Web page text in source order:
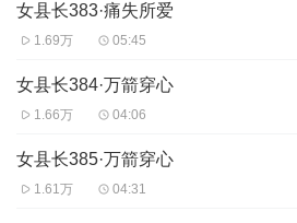
女县长383·痛失所爱
1.69万 05:45
女县长384·万箭穿心
1.66万 04:06
女县长385·万箭穿心
1.61万 04:31